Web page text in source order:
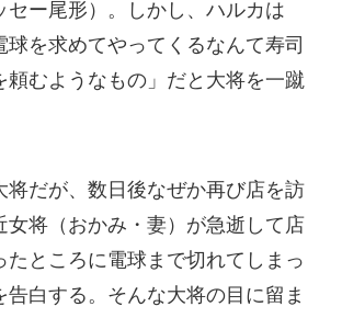
セー尾形）。しかし、ハルカは
球を求めてやってくるなんて寿司
頼むようなもの」だと大将を一蹴
将だが、数日後なぜか再び店を訪
女将（おかみ・妻）が急逝して店
たところに電球まで切れてしまっ
告白する。そんな大将の目に留ま